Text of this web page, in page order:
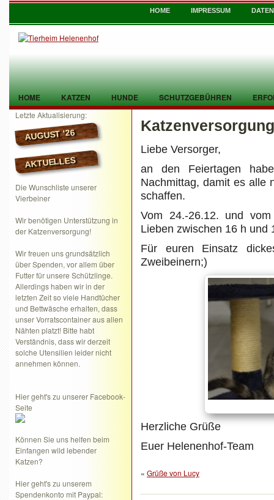
HOME IMPRESSUM
HOME KATZEN HUNDE SCHUTZGEBÜHREN
TIER GEFUNDEN KONTAKT
Letzte Aktualisierung:
AUGUST ’26
AKTUELLES
Die Wunschliste unserer
Vierbeiner
Wir benötigen Unterstützung in
der Katzenversorgung!
Wir freuen uns grundsätzlich
über Spenden, vor allem über
Futter für unsere Schützlinge.
Allerdings haben wir in der
letzten Zeit so viele Handtücher
und Bettwäsche erhalten, dass
unser Vorratscontainer aus allen
Nähten platzt! Bitte habt
Verständnis, dass wir derzeit
solche Utensilien leider nicht
annehmen können.
Hier geht's zu unserer Facebook-
Seite
Können Sie uns helfen beim
Einfangen wild lebender
Katzen?
Hier geht's zu unserem
Spendenkonto mit Paypal:
Liebe Versorger,
an den Feiertagen
Nachmittag, damit es alle
schaffen.
Vom 24.-26.12. und
Lieben zwischen 16 h und
Für euren Einsatz
Zweibeinern;)
Herzliche Grüße
Euer Helenenhof-Team
« Grüße von Lucy